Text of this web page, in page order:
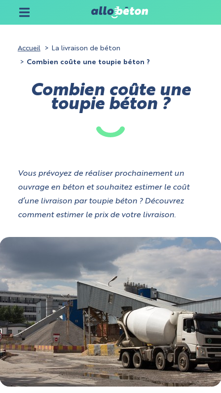
Accueil
La livraison de béton
Combien coûte une toupie béton ?
Combien coûte une
toupie béton ?
Vous prévoyez de réaliser prochainement un
ouvrage en béton et souhaitez estimer le coût
d’une livraison par toupie béton ? Découvrez
comment estimer le prix de votre livraison.